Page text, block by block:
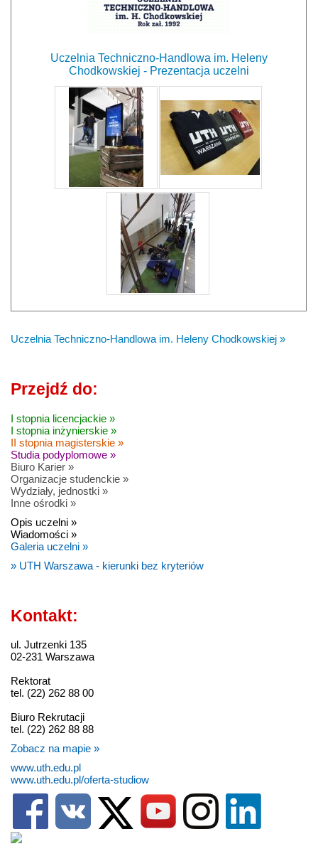
Uczelnia Techniczno-Handlowa im. Heleny
Chodkowskiej - Prezentacja uczelni
Uczelnia Techniczno-Handlowa im. Heleny Chodkowskiej »
Przejdź do:
I stopnia licencjackie »
I stopnia inżynierskie »
II stopnia magisterskie »
Studia podyplomowe »
Biuro Karier »
Organizacje studenckie »
Wydziały, jednostki »
Inne ośrodki »
Opis uczelni »
Wiadomości »
Galeria uczelni »
» UTH Warszawa - kierunki bez kryteriów
Kontakt:
ul. Jutrzenki 135
02-231 Warszawa
Rektorat
tel. (22) 262 88 00
Biuro Rekrutacji
tel. (22) 262 88 88
Zobacz na mapie »
www.uth.edu.pl
www.uth.edu.pl/oferta-studiow